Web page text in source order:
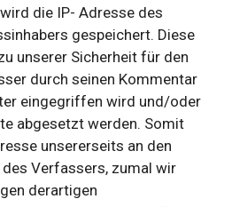
die IP- Adresse des
gespeichert. Diese
unserer Sicherheit für den
durch seinen Kommentar
eingegriffen wird und/oder
abgesetzt werden. Somit
unsererseits an den
Verfassers, zumal wir
derartigen